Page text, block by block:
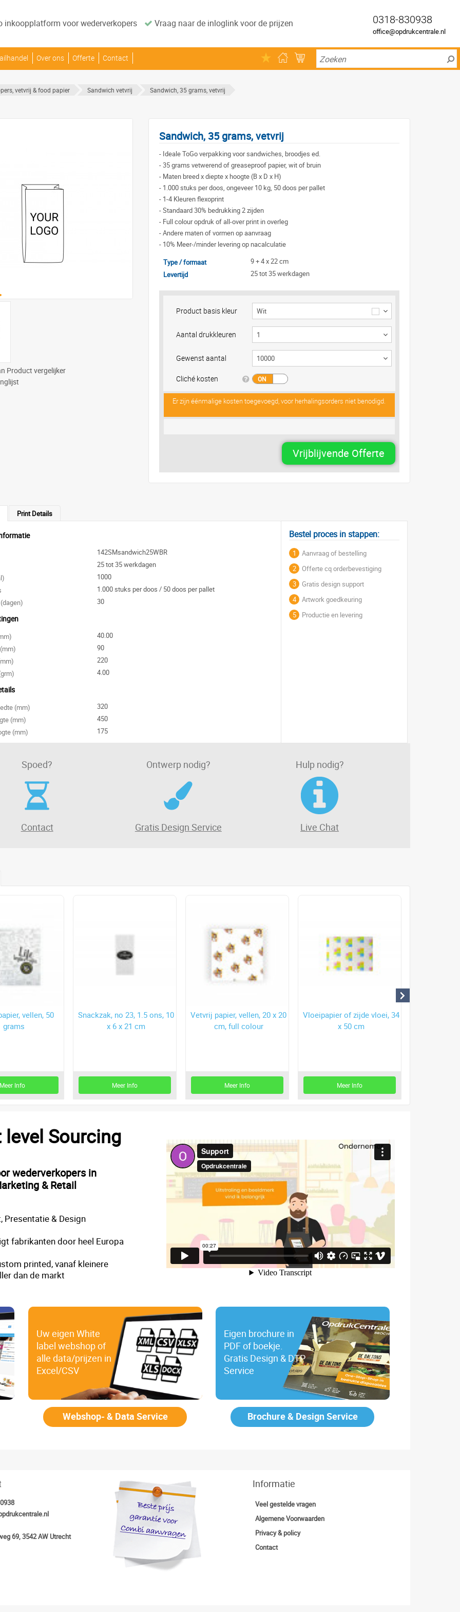
inkoopplatform voor wederverkopers Vraag naar de inloglink voor de prijzen
Over ons Offerte Contact
0318-830938
office@opdrukcentrale.nl
vetvrij & food papier Sandwich vetvrij Sandwich, 35 grams, vetvrij
Product vergelijker
Sandwich, 35 grams, vetvrij
- Ideale ToGo verpakking voor sandwiches, broodjes ed.
-35 grams vetwerend of greaseproof papier, wit of bruin
- Maten breed x diepte x hoogte (B x D x H)
- 1.000 stuks per doos, ongeveer 10 kg, 50 doos per pallet
- 1-4 Kleuren flexoprint
-Standaard 30% bedrukking 2 zijden
- Full colour opdruk of all-over print in overleg
-Andere maten of vormen op aanvraag
- 10% Meer-/minder levering op nacalculatie
Type / formaat
9 + 4 x 22 cm
Levertijd
25 tot 35 werkdagen
Product basis kleur Wit
Aantal drukkleuren
Gewenst aantal
Cliché kosten
Er zijn éénmalige kosten toegevoegd, voor herhalingsorders niet benodigd.
Vrijblijvende Offerte
Print Details
142SMsandwich25WBR
25 tot 35 werkdagen
1000
1.000 stuks per doos / 50 doos per pallet
30
40.00
90
220
4.00
(mm)
320
(mm)
450
(mm)
175
Bestel proces in stappen:
1
Aanvraag of bestelling
2
Offerte cq orderbevestiging
3
Gratis design support
4
Artwork goedkeuring
5
Productie en levering
Spoed?
Contact
Ontwerp nodig?
Gratis Design Service
Hulp nodig?
Live Chat
vellen, 50
grams
Meer Info
Snackzak, no 23, 1.5 ons, 10
x 6 x 21 cm
Meer Info
Vetvrij papier, vellen, 20 x 20
cm, full colour
Meer Info
Vloeipapier of zijde vloei, 34
x 50 cm
Meer Info
Sourcing
wederverkopers in
& Retail
Presentatie & Design
fabrikanten door heel Europa
printed, vanaf kleinere
dan de markt
Uw eigen White
label webshop of
alle data/prijzen in
Excel/CSV
Webshop- & Data Service
Eigen brochure in
PDF of boekje.
Gratis Design & DTP
Service
Brochure & Design Service
69, 3542 AW Utrecht
Informatie
Veel gestelde vragen
Algemene Voorwaarden
Privacy & policy
Contact